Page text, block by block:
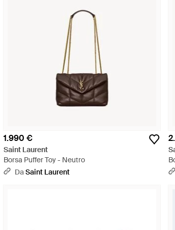
1.990 €
Saint Laurent
Borsa Puffer Toy - Neutro
DaSaint Laurent